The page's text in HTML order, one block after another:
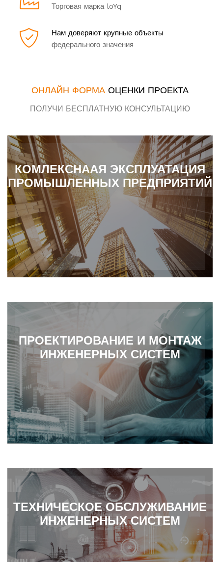
Торговая марка loYq
Нам доверяют крупные объекты
федерального значения
ОНЛАЙН ФОРМА ОЦЕНКИ ПРОЕКТА
ПОЛУЧИ БЕСПЛАТНУЮ КОНСУЛЬТАЦИЮ
КОМЛЕКСНААЯ ЭКСПЛУАТАЦИЯ
ПРОМЫШЛЕННЫХ ПРЕДПРИЯТИЙ
ПРОЕКТИРОВАНИЕ И МОНТАЖ
ИНЖЕНЕРНЫХ СИСТЕМ
ТЕХНИЧЕСКОЕ ОБСЛУЖИВАНИЕ
ИНЖЕНЕРНЫХ СИСТЕМ